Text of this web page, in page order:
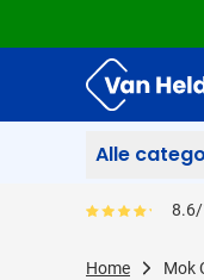
Ga naar de inhoud
Alle
Schrijfwaren
Gemiddeld 8.6/
Home Mok